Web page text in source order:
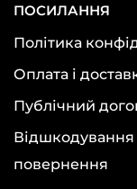
ПОСИЛАННЯ
Політика
Оплата і
Публічний
Відшкодування
повернення